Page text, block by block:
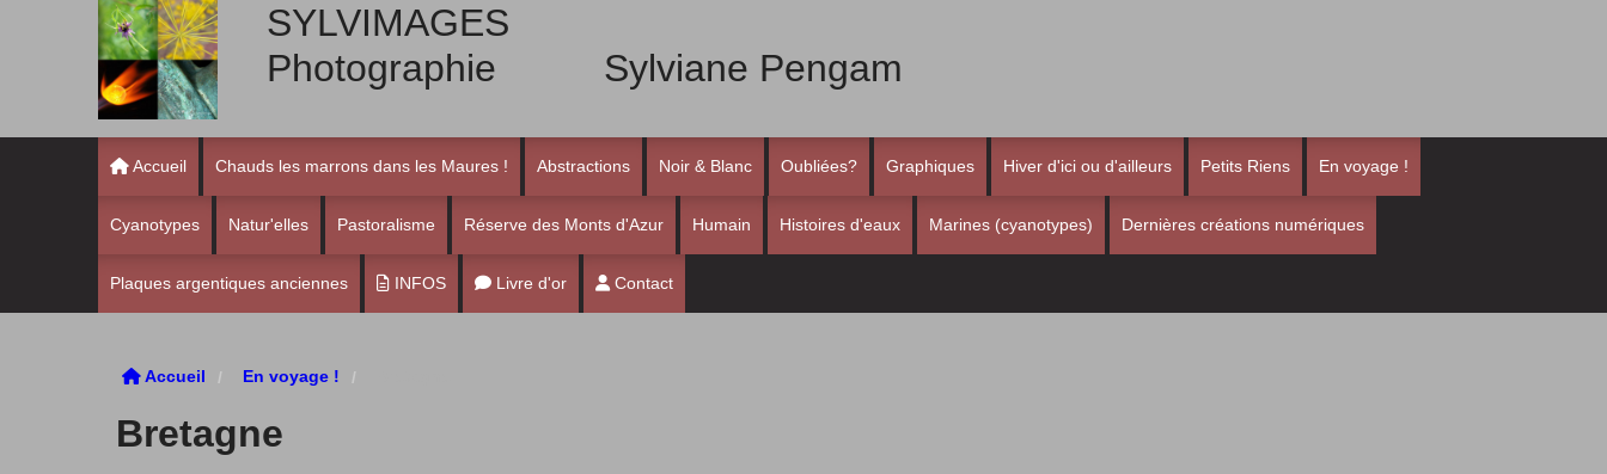
SYLVIMAGES
Photographie Sylviane Pengam
Accueil Chauds les marrons dans les Maures ! Abstractions Noir & Blanc Oubliées? Graphiques Hiver d'ici ou d'ailleurs Petits Riens
Gouttes de verre
En voyage !
Les Maures
Cyanotypes Natur'elles
Bestiaire
Pastoralisme Réserve des Monts d'Azur Humain Histoires d'eaux Marines (cyanotypes) Dernières créations numériques
Plaques argentiques anciennes INFOS Livre d'or Contact
Accueil En voyage !
Bretagne